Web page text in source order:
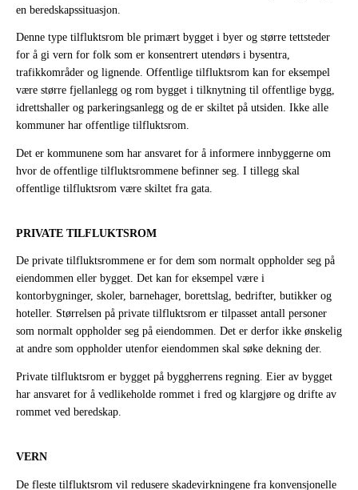
en beredskapssituasjon.
Denne type tilfluktsrom ble primært bygget i byer og større tettsteder
for å gi vern for folk som er konsentrert utendørs i bysentra,
trafikkområder og lignende. Offentlige tilfluktsrom kan for eksempel
være større fjellanlegg og rom bygget i tilknytning til offentlige bygg,
idrettshaller og parkeringsanlegg og de er skiltet på utsiden. Ikke alle
kommuner har offentlige tilfluktsrom.
Det er kommunene som har ansvaret for å informere innbyggerne om
hvor de offentlige tilfluktsrommene befinner seg. I tillegg skal
offentlige tilfluktsrom være skiltet fra gata.
PRIVATE TILFLUKTSROM
De private tilfluktsrommene er for dem som normalt oppholder seg på
eiendommen eller bygget. Det kan for eksempel være i
kontorbygninger, skoler, barnehager, borettslag, bedrifter, butikker og
hoteller. Størrelsen på private tilfluktsrom er tilpasset antall personer
som normalt oppholder seg på eiendommen. Det er derfor ikke ønskelig
at andre som oppholder utenfor eiendommen skal søke dekning der.
Private tilfluktsrom er bygget på byggherrens regning. Eier av bygget
har ansvaret for å vedlikeholde rommet i fred og klargjøre og drifte av
rommet ved beredskap.
VERN
De fleste tilfluktsrom vil redusere skadevirkningene fra konvensjonelle